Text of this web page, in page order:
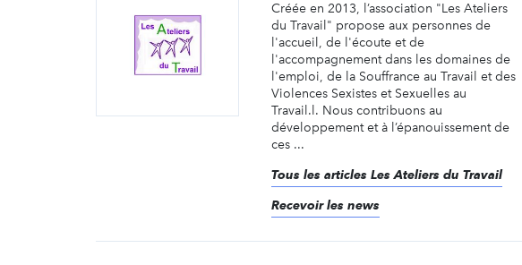
Créée en 2013, l’association "Les Ateliers
du Travail" propose aux personnes de
l'accueil, de l'écoute et de
l'accompagnement dans les domaines de
l'emploi, de la Souffrance au Travail et des
Violences Sexistes et Sexuelles au
Travail.l. Nous contribuons au
développement et à l’épanouissement de
ces ...
Tous les articles Les Ateliers du Travail
Recevoir les news